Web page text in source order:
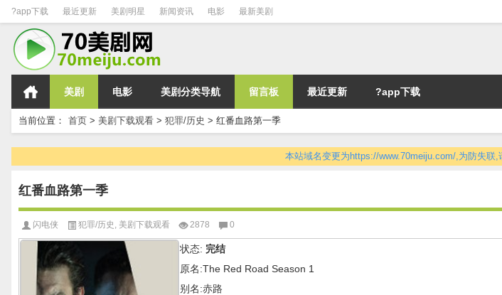
?app下载 最近更新 美剧明星 新闻资讯 电影 最新美剧
美剧 电影 美剧分类导航 留言板 最近更新 ?app下载
当前位置： 首页 > 美剧下载观看 > 犯罪/历史 > 红番血路第一季
本站域名变更为https://www.70meiju.com/,为防失联,
红番血路第一季
闪电侠 犯罪/历史 美剧下载观看 2878 0
状态: 完结
原名:The Red Road Season 1
别名:赤路